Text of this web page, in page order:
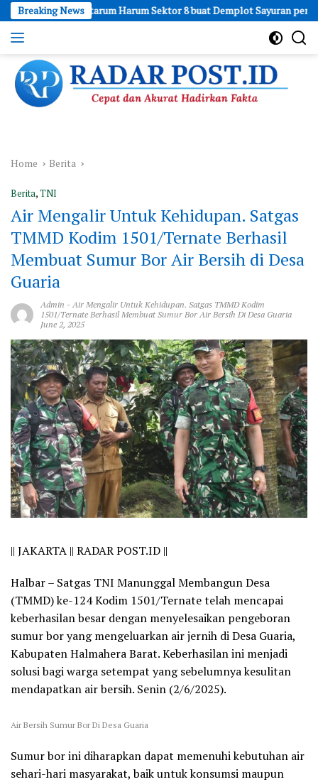
Skip
to
content
Breaking News
Citarum Harum Sektor 8 buat Demplot Sayuran pengaplikasian
dan
Akurat
Hadirkan
Fakta
Home Berita
Berita,TNI
Air Mengalir Untuk Kehidupan. Satgas
TMMD Kodim 1501/Ternate Berhasil
Membuat Sumur Bor Air Bersih di Desa
Guaria
Admin -Air Mengalir Untuk Kehidupan. Satgas TMMD Kodim
1501/Ternate Berhasil Membuat Sumur Bor Air Bersih Di Desa Guaria
June 2, 2025
|| JAKARTA || RADAR POST.ID ||
Halbar – Satgas TNI Manunggal Membangun Desa
(TMMD) ke-124 Kodim 1501/Ternate telah mencapai
keberhasilan besar dengan menyelesaikan pengeboran
sumur bor yang mengeluarkan air jernih di Desa Guaria,
Kabupaten Halmahera Barat. Keberhasilan ini menjadi
solusi bagi warga setempat yang sebelumnya kesulitan
mendapatkan air bersih. Senin (2/6/2025).
Air Bersih Sumur Bor Di Desa Guaria
Sumur bor ini diharapkan dapat memenuhi kebutuhan air
sehari-hari masyarakat, baik untuk konsumsi maupun